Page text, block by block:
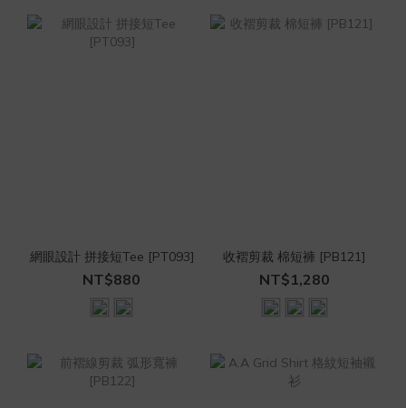
網眼設計 拼接短Tee [PT093]
NT$880
收褶剪裁 棉短褲 [PB121]
NT$1,280